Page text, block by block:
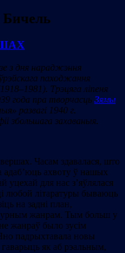
Бичель
з дня нараджэння
паходжання
Трэцяга ліпеня
года пра творчасць Зямы
» развагі 1940 г.
збольшага захаваныя.
Часам здавалася, што
адаб’юць ахвоту ў нашых
уцехай для нас з’яўлялася
любой літаратуры бываюць
на задні план,
жанрам. Тым больш у
жанраў было зусім
падрыхтавала новы
гаварыць як аб рэальным,